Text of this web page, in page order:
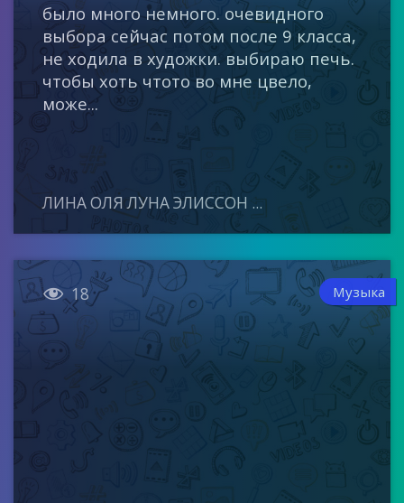
было много немного. очевидного
выбора сейчас потом после 9 класса,
не ходила в художки. выбираю печь.
чтобы хоть чтото во мне цвело,
може...
ЛИНА ОЛЯ ЛУНА ЭЛИССОН ...
 18 Музыка